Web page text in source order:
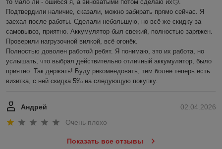
то мало ли - ошибся я, а виноватыми потом сделаю их🙄.
Подтвердили наличие, сказали, можно забирать прямо сейчас. Я
заехал после работы. Сделали небольшую, но всё же скидку за
самовывоз, приятно. Аккумулятор был свежий, полностью заряжен.
Проверили нагрузочной вилкой, всё огонёк.
Полностью доволен работой ребят. Я понимаю, это их работа, но
услышать, что выбрал действительно отличный аккумулятор, было
приятно. Так держать! Буду рекомендовать, тем более теперь есть
визитка, с ней скидка 5‰ на следующую покупку.
02.04.2026
Андрей
Очень плохо
Показать все отзывы